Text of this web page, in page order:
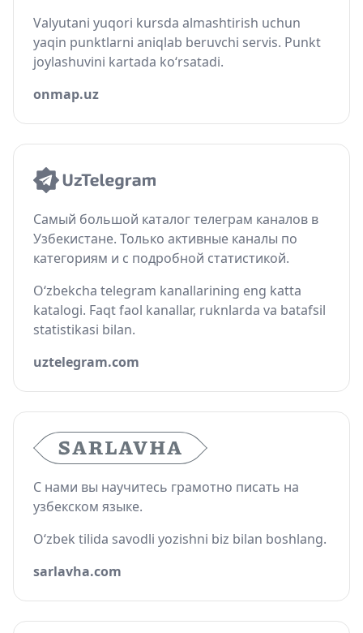
Valyutani yuqori kursda almashtirish uchun
yaqin punktlarni aniqlab beruvchi servis. Punkt
joylashuvini kartada ko‘rsatadi.
onmap.uz
Самый большой каталог телеграм каналов в
Узбекистане. Только активные каналы по
категориям и с подробной статистикой.
O‘zbekcha telegram kanallarining eng katta
katalogi. Faqt faol kanallar, ruknlarda va batafsil
statistikasi bilan.
uztelegram.com
С нами вы научитесь грамотно писать на
узбекском языке.
O‘zbek tilida savodli yozishni biz bilan boshlang.
sarlavha.com